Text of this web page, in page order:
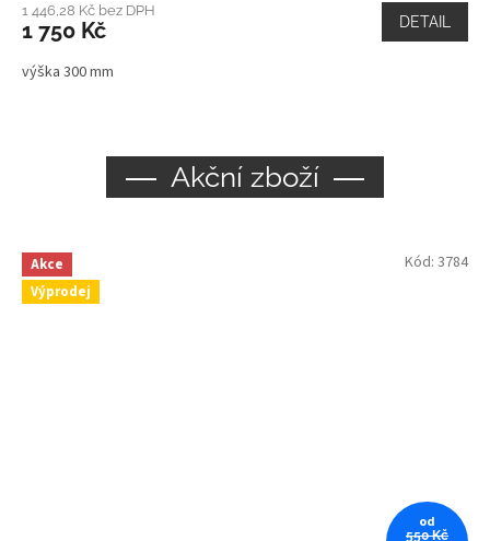
1 446,28 Kč bez DPH
1 750 Kč DETAIL
výška 300 mm
Akční zboží
Akce
Výprodej
od
550 Kč
Kód: 3784